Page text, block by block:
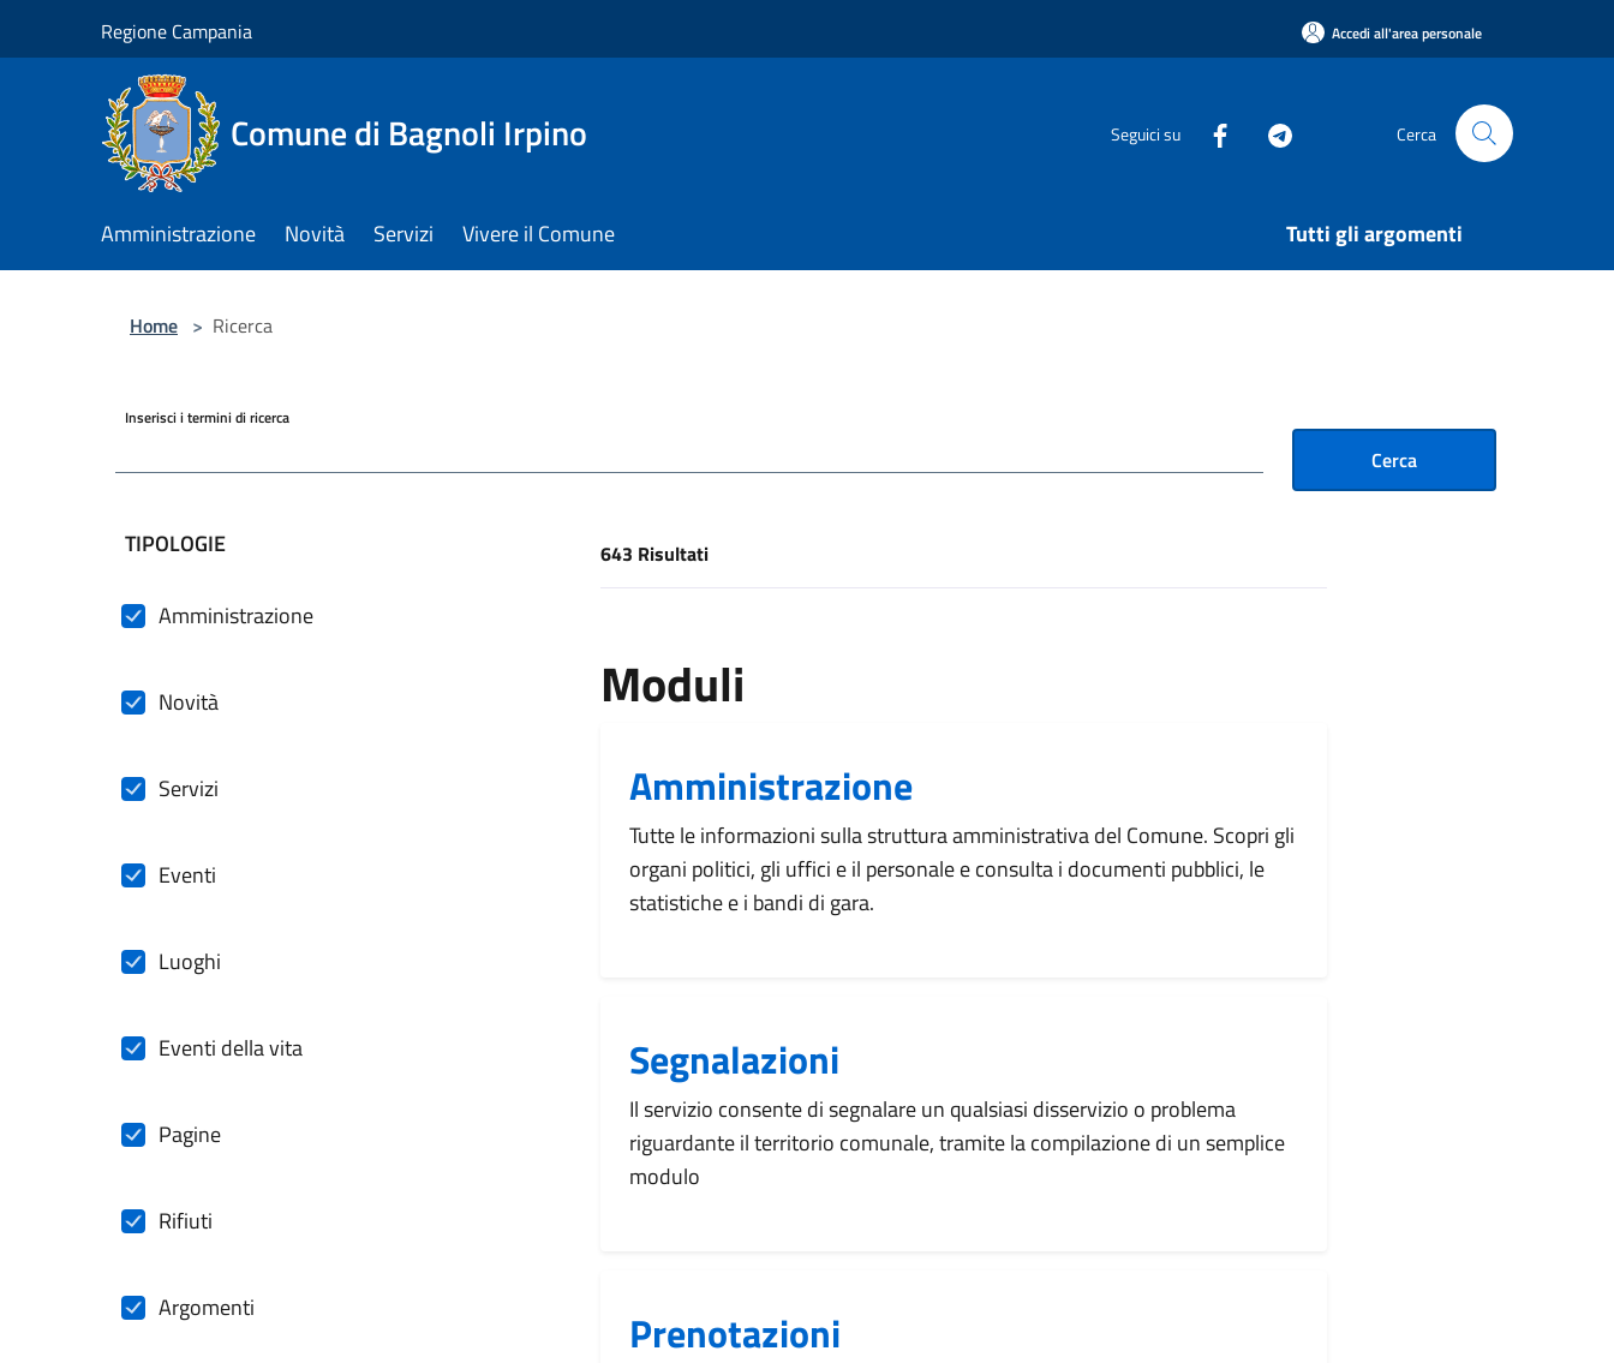
Regione Campania Accedi all'area personale
Comune di Bagnoli Irpino Seguici su Cerca
Amministrazione Novità Servizi Vivere il Comune Tutti gli argomenti
Home > Ricerca
Inserisci i termini di ricerca
Cerca
filtri da applicare
TIPOLOGIE
Amministrazione
Novità
Servizi
Eventi
Luoghi
Eventi della vita
Pagine
Rifiuti
Argomenti
[results] Risultati
643 Risultati
Moduli
Amministrazione
Tutte le informazioni sulla struttura amministrativa del Comune. Scopri gli
organi politici, gli uffici e il personale e consulta i documenti pubblici, le
statistiche e i bandi di gara.
Segnalazioni
Il servizio consente di segnalare un qualsiasi disservizio o problema
riguardante il territorio comunale, tramite la compilazione di un semplice
modulo
Prenotazioni